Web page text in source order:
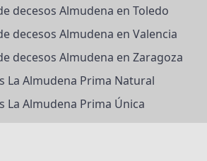
decesos Almudena en Toledo
decesos Almudena en Valencia
decesos Almudena en Zaragoza
La Almudena Prima Natural
La Almudena Prima Única